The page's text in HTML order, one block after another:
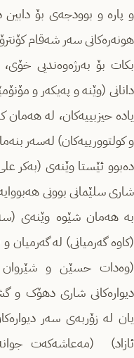
و پارە و بوودجەی بۆ
هونەرەکانی سەر شەقام
بکات بۆ بەرژەوەندیی
دانانی (وێنە و پەیکەر و
یادە حیزبییەکان، لە هەمان
و کولتوورییەکان) لەسەر
دەبوو ئێستا وێنەی (بەکر
شاری سلێمانی بوونی
بە هەمان شێوە وێنەی
(کاوە گەرمیانی) لە
(وەدات حسێن و شێروان
دیوارەکانی شاری دهۆک و
یان لە زۆربەی سەر
ئازاد) (مەعاشەکەت